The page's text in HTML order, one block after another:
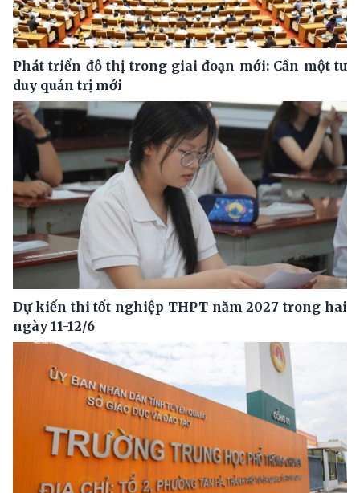
Phát triển đô thị trong giai đoạn mới: Cần một tư
duy quản trị mới
Dự kiến thi tốt nghiệp THPT năm 2027 trong hai
ngày 11-12/6